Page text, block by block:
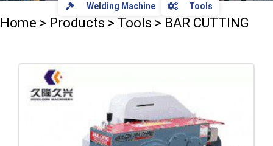
Welding Machine Tools
Home > Products > Tools > BAR CUTTING